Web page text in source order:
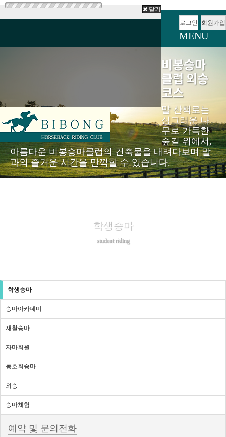
닫기
로그인
회원가입
MENU
비봉승마
클럽 외승
코스
말 산책로는
싱그러운 나
무로 가득한
숲길 위에서,
아름다운 비봉승마클럽의 건축물을 내려다보며 말
과의 즐거운 시간을 만끽할 수 있습니다.
학생승마
student riding
학생승마
승마아카데미
재활승마
자마회원
동호회승마
외승
승마체험
예약 및 문의전화